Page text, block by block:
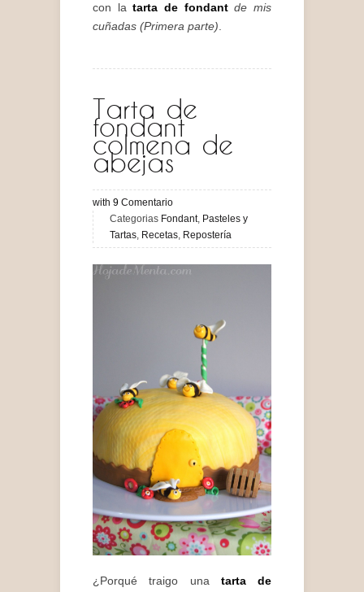
con latarta de fondant de mis
cuñadas (Primera parte)
Tarta de
fondant
colmena de
abejas
with 9 Comentario
Categorias Fondant, Pasteles y
Tartas, Recetas, Repostería
¿Porqué traigo una tarta de